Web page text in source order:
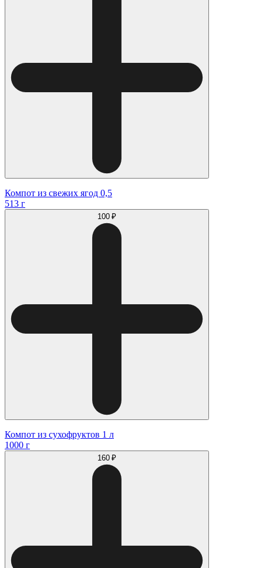
Компот из свежих ягод 0,5
513 г
100 ₽
Компот из сухофруктов 1 л
1000 г
160 ₽